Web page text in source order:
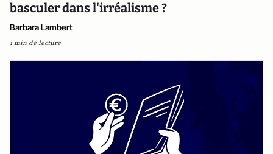
basculer dans l'irréalisme ?
Barbara Lambert
1 min de lecture